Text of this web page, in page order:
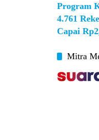
Program
4.761
Capai
Mitra